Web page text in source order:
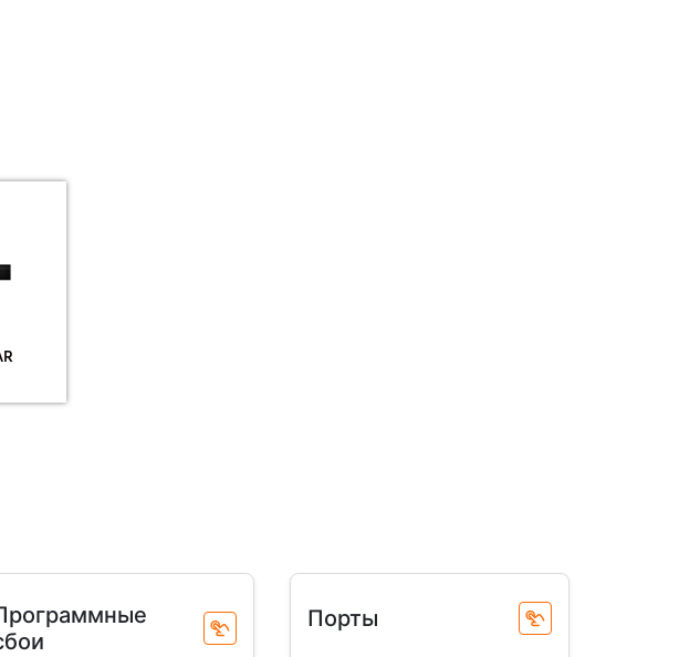
Порты